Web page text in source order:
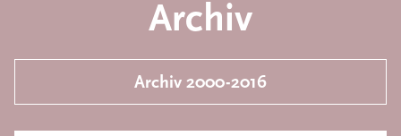
Archiv
Archiv 2000-2016